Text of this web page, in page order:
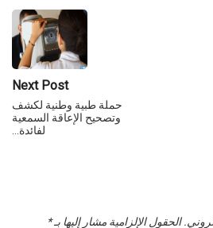
Next Post
حملة طبية وطنية لكشف
وتصحيح الإعاقة السمعية
لفائدة…
الحقول الإلزامية مشار إليها بـ*